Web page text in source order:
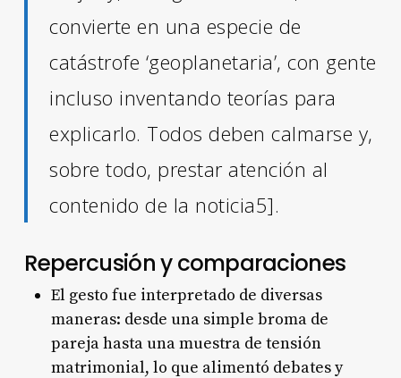
convierte en una especie de
catástrofe ‘geoplanetaria’, con gente
incluso inventando teorías para
explicarlo. Todos deben calmarse y,
sobre todo, prestar atención al
contenido de la noticia5].
Repercusión y comparaciones
El gesto fue interpretado de diversas
maneras: desde una simple broma de
pareja hasta una muestra de tensión
matrimonial, lo que alimentó debates y